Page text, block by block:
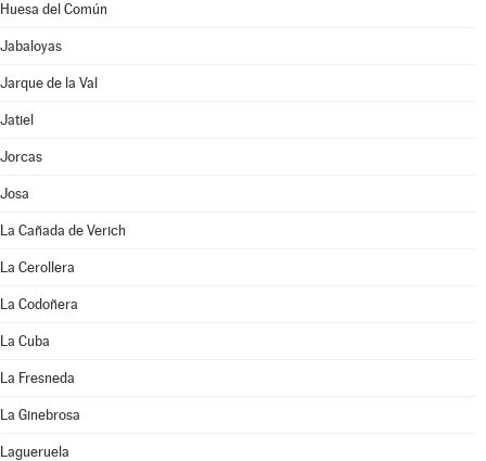
Huesa del Común
Jabaloyas
Jarque de la Val
Jatiel
Jorcas
Josa
La Cañada de Verich
La Cerollera
La Codoñera
La Cuba
La Fresneda
La Ginebrosa
Lagueruela